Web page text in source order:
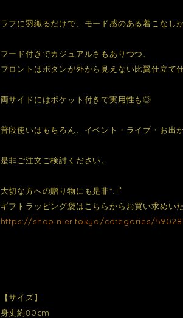
ラフに羽織るだけで、モード感のある着こなし
フード付きでカジュアルさもありつつ、
フロントはボタンが外から見えない比翼仕立て
両サイドにはポケット付きで実用性も◎
普段使いはもちろん、イベント・ライブ・お出
是非ご注文ご検討ください。
大切な方への贈り物にも是非*.+ﾟ
ギフトラッピング袋はこちらからお買い求めい
https://shop.nier.tokyo/categories/
【サイズ】
身丈約80cm